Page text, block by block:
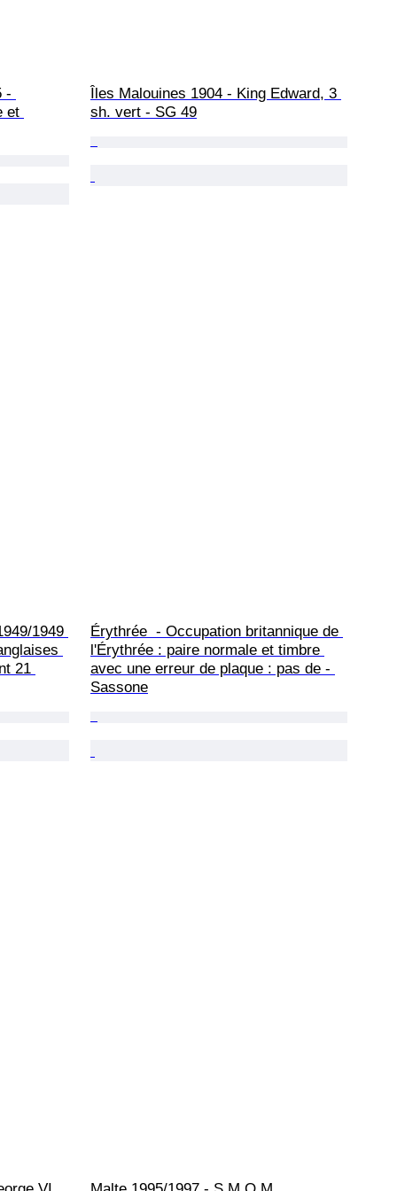
-
et
Îles Malouines 1904 - King Edward, 3
sh. vert - SG 49
1949
21
Érythrée  - Occupation britannique de
l'Érythrée : paire normale et timbre
avec une erreur de plaque : pas de -
Sassone